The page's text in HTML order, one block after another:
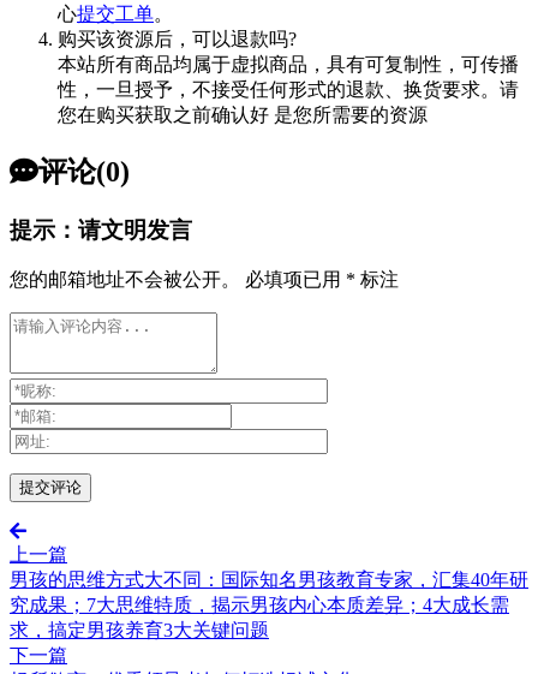
心提交工单。
购买该资源后，可以退款吗?
本站所有商品均属于虚拟商品，具有可复制性，可传播
性，一旦授予，不接受任何形式的退款、换货要求。请
您在购买获取之前确认好 是您所需要的资源
评论(0)
提示：请文明发言
您的邮箱地址不会被公开。 必填项已用 * 标注
上一篇
男孩的思维方式大不同：国际知名男孩教育专家，汇集40年研
究成果；7大思维特质，揭示男孩内心本质差异；4大成长需
求，搞定男孩养育3大关键问题
下一篇